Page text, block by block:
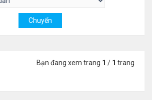
Bạn đang xem trang 1 / 1 trang